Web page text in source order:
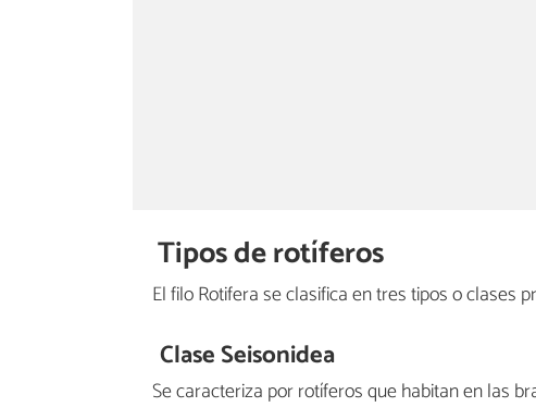
Tipos de rotíferos
El filo Rotifera se clasifica en tres tipos o clases
Clase Seisonidea
Se caracteriza por rotíferos que habitan en las